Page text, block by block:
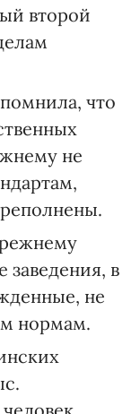
второй
что
не
заведения, в
не
нормам.